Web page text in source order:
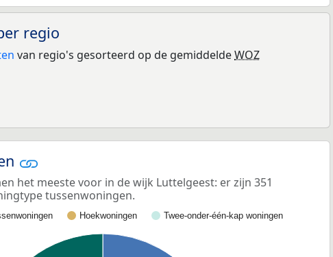
regio
van regio's gesorteerd op de gemiddeldeWOZ
het meeste voor in de wijk Luttelgeest: er zijn 351
tussenwoningen.
Hoekwoningen
Twee-onder-één-kap woningen